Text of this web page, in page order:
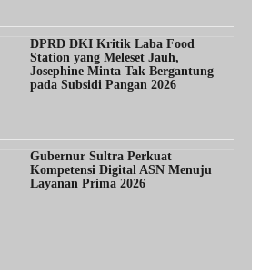
DPRD DKI Kritik Laba Food
Station yang Meleset Jauh,
Josephine Minta Tak Bergantung
pada Subsidi Pangan 2026
Gubernur Sultra Perkuat
Kompetensi Digital ASN Menuju
Layanan Prima 2026